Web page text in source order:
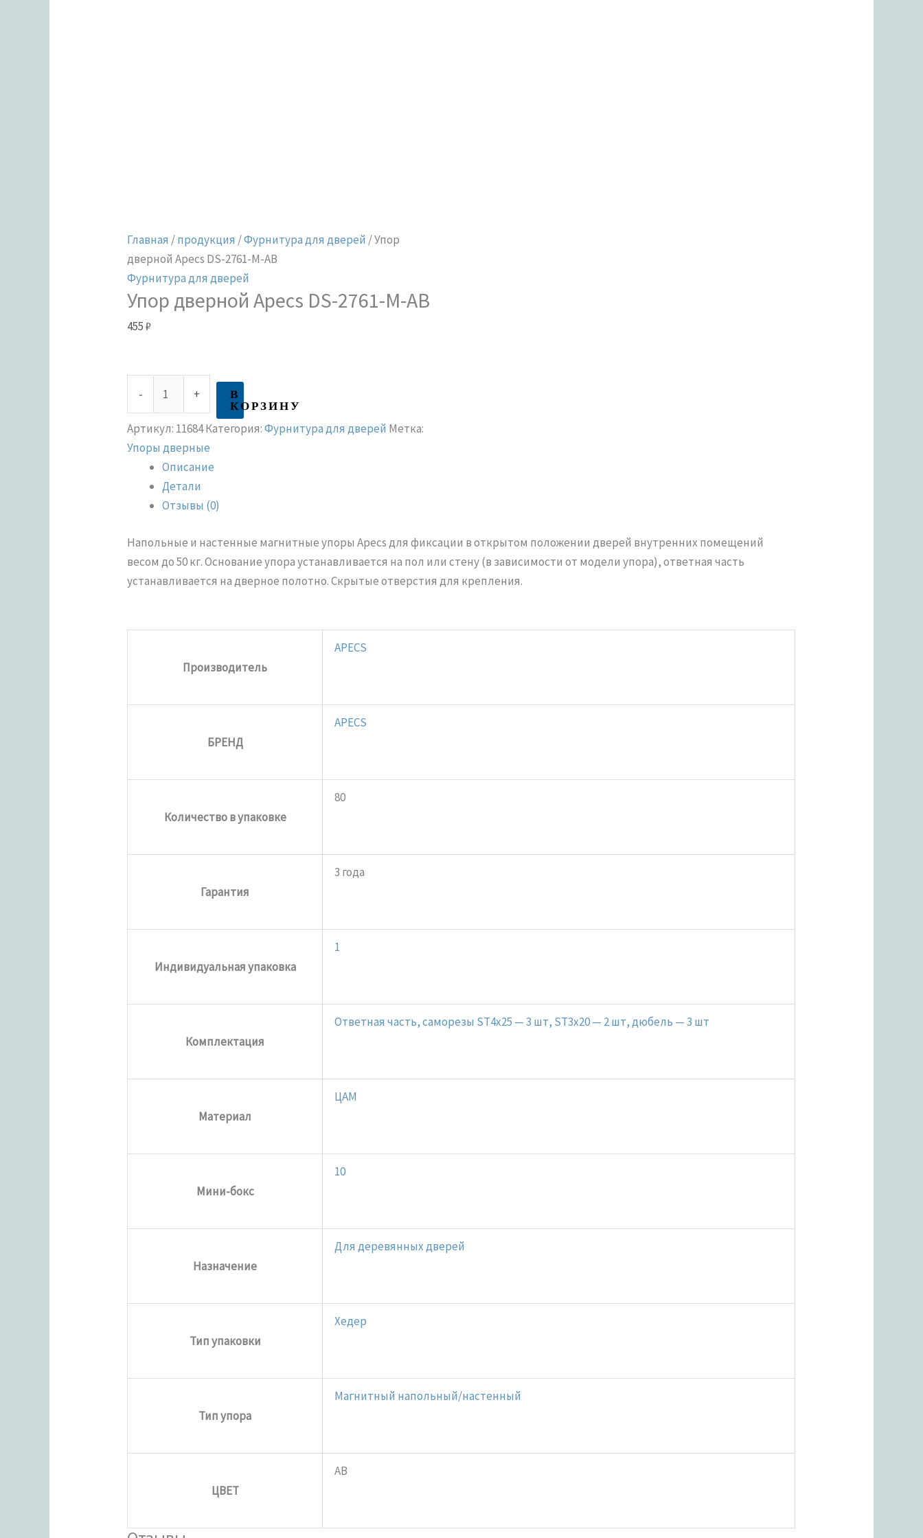
Главная /продукция /Фурнитура для дверей / Упор
дверной Apecs DS-2761-M-AB
Фурнитура для дверей
Упор дверной Apecs DS-2761-M-AB
455₽
- + В
КОРЗИНУ
Артикул: 11684Категория:Фурнитура для дверей Метка:
Упоры дверные
Описание
Детали
Отзывы (0)
Напольные и настенные магнитные упоры Apecs для фиксации в открытом положении дверей внутренних помещений
весом до 50 кг. Основание упора устанавливается на пол или стену (в зависимости от модели упора), ответная часть
устанавливается на дверное полотно. Скрытые отверстия для крепления.
Производитель
APECS
БРЕНД
APECS
Количество в упаковке
80
Гарантия
3 года
Индивидуальная упаковка
1
Комплектация
Ответная часть, саморезы ST4x25 — 3 шт, ST3x20 — 2 шт, дюбель — 3 шт
Материал
ЦАМ
Мини-бокс
10
Назначение
Для деревянных дверей
Тип упаковки
Хедер
Тип упора
Магнитный напольный/настенный
ЦВЕТ
AB